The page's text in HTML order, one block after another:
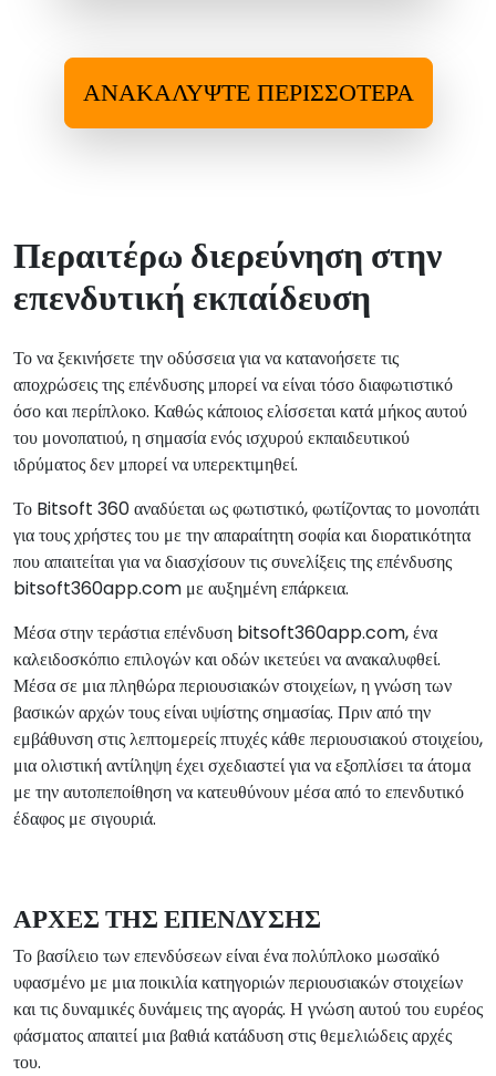
ΑΝΑΚΑΛΎΨΤΕ ΠΕΡΙΣΣΌΤΕΡΑ
Περαιτέρω διερεύνηση στην
επενδυτική εκπαίδευση
Το να ξεκινήσετε την οδύσσεια για να κατανοήσετε τις
αποχρώσεις της επένδυσης μπορεί να είναι τόσο διαφωτιστικό
όσο και περίπλοκο. Καθώς κάποιος ελίσσεται κατά μήκος αυτού
του μονοπατιού, η σημασία ενός ισχυρού εκπαιδευτικού
ιδρύματος δεν μπορεί να υπερεκτιμηθεί.
Το Bitsoft 360 αναδύεται ως φωτιστικό, φωτίζοντας το μονοπάτι
για τους χρήστες του με την απαραίτητη σοφία και διορατικότητα
που απαιτείται για να διασχίσουν τις συνελίξεις της επένδυσης
bitsoft360app.com με αυξημένη επάρκεια.
Μέσα στην τεράστια επένδυση bitsoft360app.com, ένα
καλειδοσκόπιο επιλογών και οδών ικετεύει να ανακαλυφθεί.
Μέσα σε μια πληθώρα περιουσιακών στοιχείων, η γνώση των
βασικών αρχών τους είναι υψίστης σημασίας. Πριν από την
εμβάθυνση στις λεπτομερείς πτυχές κάθε περιουσιακού στοιχείου,
μια ολιστική αντίληψη έχει σχεδιαστεί για να εξοπλίσει τα άτομα
με την αυτοπεποίθηση να κατευθύνουν μέσα από το επενδυτικό
έδαφος με σιγουριά.
ΑΡΧΕΣ ΤΗΣ ΕΠΕΝΔΥΣΗΣ
Το βασίλειο των επενδύσεων είναι ένα πολύπλοκο μωσαϊκό
υφασμένο με μια ποικιλία κατηγοριών περιουσιακών στοιχείων
και τις δυναμικές δυνάμεις της αγοράς. Η γνώση αυτού του ευρέος
φάσματος απαιτεί μια βαθιά κατάδυση στις θεμελιώδεις αρχές
του.